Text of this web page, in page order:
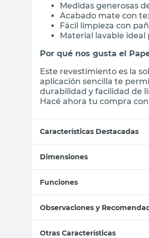
Medidas generosas
Acabado mate con
Fácil limpieza con
Material lavable
Por qué nos gusta el
Este revestimiento es la
aplicación sencilla te
durabilidad y facilidad de
Hacé ahora tu compra
Características Destacadas
Dimensiones
Funciones
Observaciones y
Otras Características